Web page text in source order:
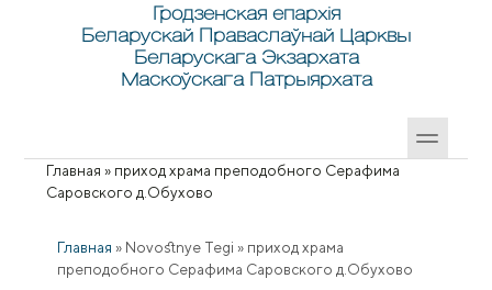
Гродзенская епархія
Беларускай Праваслаўнай Царквы
Беларускага Экзархата
Маскоўскага Патрыярхата
Вы здесь
Главная » приход храма преподобного Серафима
Саровского д.Обухово
Главная » Novostnye Tegi » приход храма
преподобного Серафима Саровского д.Обухово